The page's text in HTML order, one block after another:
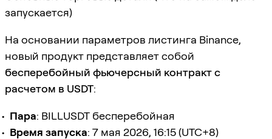
запускается)
На основании параметров листинга Binance,
новый продукт представляет собой
бесперебойный фьючерсный контракт с
расчетом в USDT:
Пара: BILLUSDT бесперебойная
Время запуска: 7 мая 2026, 16:15 (UTC+8)